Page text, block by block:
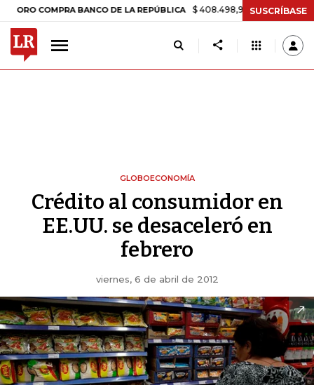
COMPRA BANCO DE LA REPÚBLICA $ 408.498,97 +$ 8.753,81 +2,19%
SUSCRÍBASE
GLOBOECONOMÍA
Crédito al consumidor en
EE.UU. se desaceleró en
febrero
viernes, 6 de abril de 2012